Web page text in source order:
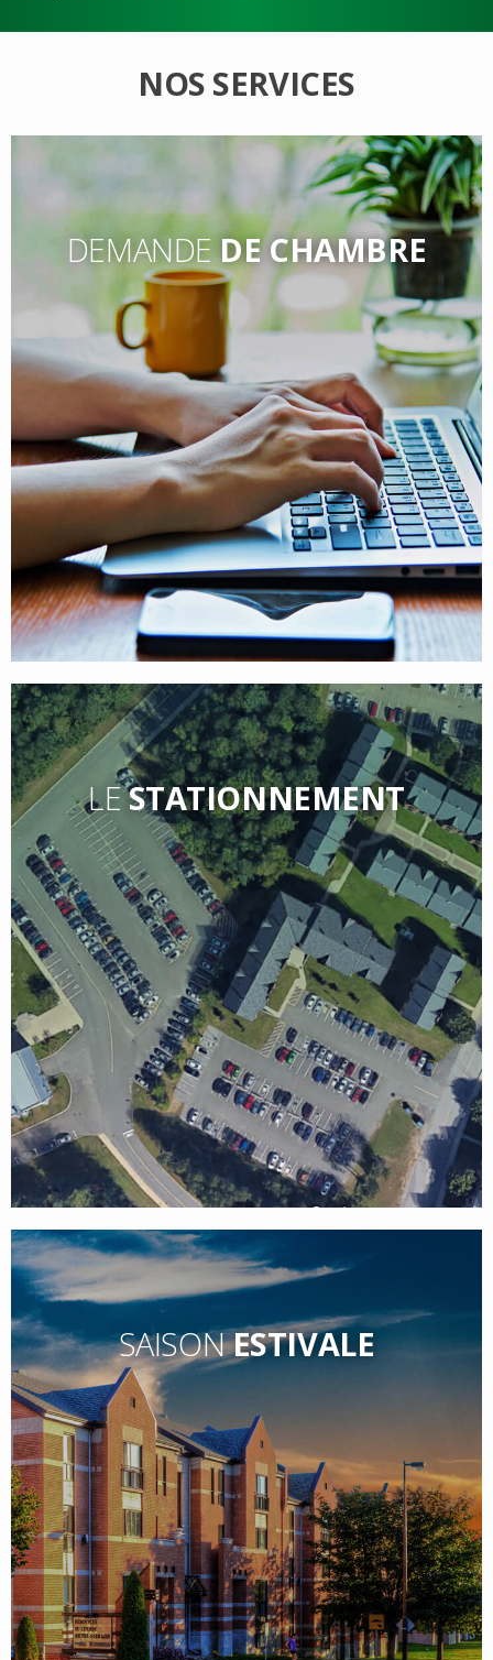
NOS SERVICES
DEMANDEDE CHAMBRE
LESTATIONNEMENT
SAISONESTIVALE